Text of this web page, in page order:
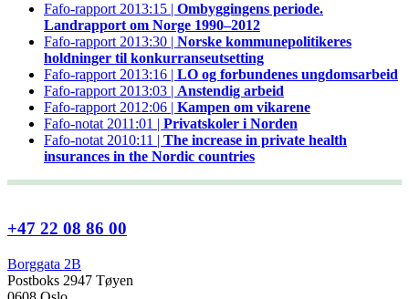
Fafo-rapport 2013:15 | Ombyggingens periode.
Landrapport om Norge 1990–2012
Fafo-rapport 2013:30 | Norske kommunepolitikeres
holdninger til konkurranseutsetting
Fafo-rapport 2013:16 | LO og forbundenes ungdomsarbeid
Fafo-rapport 2013:03 | Anstendig arbeid
Fafo-rapport 2012:06 | Kampen om vikarene
Fafo-notat 2011:01 | Privatskoler i Norden
Fafo-notat 2010:11 | The increase in private health
insurances in the Nordic countries
+47 22 08 86 00
Borggata 2B
Postboks 2947 Tøyen